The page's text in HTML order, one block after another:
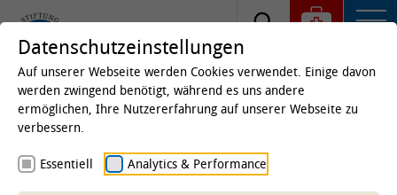
Startseite
TiHo Intranet
Datenschutzeinstellungen
Auf unserer Webseite werden Cookies verwendet. Einige davon
werden zwingend benötigt, während es uns andere
ermöglichen, Ihre Nutzererfahrung auf unserer Webseite zu
verbessern.
Essentiell Analytics & Performance